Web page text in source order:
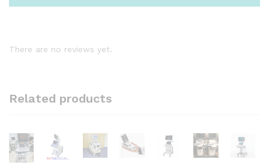
There are no reviews yet.
Related products